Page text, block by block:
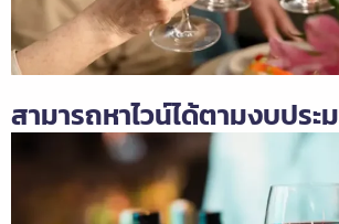
สามารถหาไวน์ได้ตามงบปร